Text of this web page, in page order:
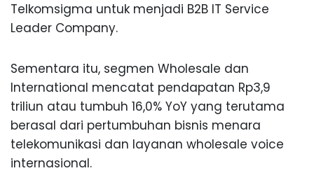
Telkomsigma untuk menjadi B2B IT Service
Leader Company.
Sementara itu, segmen Wholesale dan
International mencatat pendapatan Rp3,9
triliun atau tumbuh 16,0% YoY yang terutama
berasal dari pertumbuhan bisnis menara
telekomunikasi dan layanan wholesale voice
internasional.